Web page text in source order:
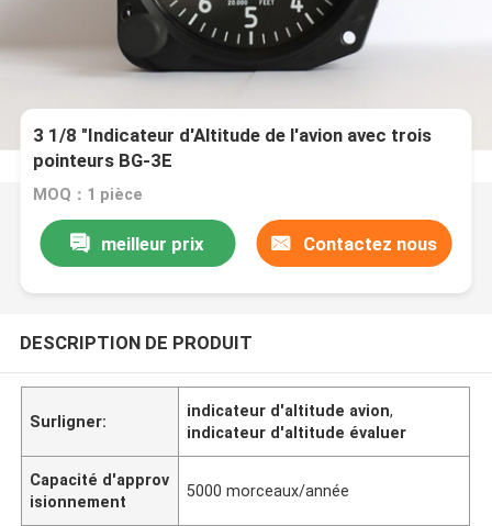
3 1/8 "Indicateur d'Altitude de l'avion avec trois
pointeurs BG-3E
MOQ：1 pièce
meilleur prix Contactez nous
DESCRIPTION DE PRODUIT
Surligner:
indicateur d'altitude avion,
indicateur d'altitude évaluer
Capacité d'approv
isionnement
5000 morceaux/année